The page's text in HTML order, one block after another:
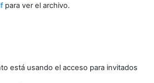
para ver el archivo.
está usando el acceso para invitados